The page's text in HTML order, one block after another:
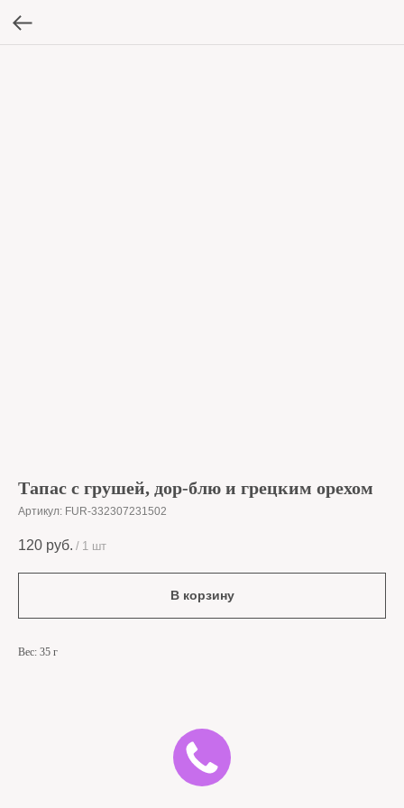
Тапас с грушей, дор-блю и грецким орехом
Артикул: FUR-332307231502
120 руб. / 1 шт
В корзину
Вес: 35 г